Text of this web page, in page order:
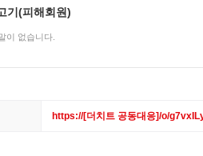
기(피해회원)
이 없습니다.
https://[더치트 공동대응]/o/